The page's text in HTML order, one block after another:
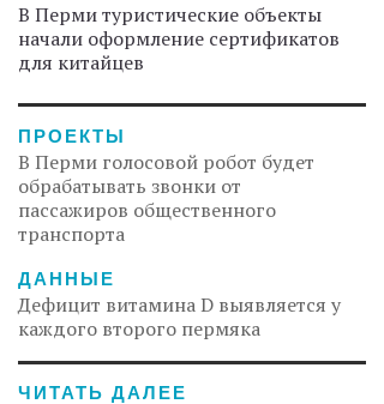
В Перми туристические объекты
начали оформление сертификатов
для китайцев
ПРОЕКТЫ
В Перми голосовой робот будет
обрабатывать звонки от
пассажиров общественного
транспорта
ДАННЫЕ
Дефицит витамина D выявляется у
каждого второго пермяка
ЧИТАТЬ ДАЛЕЕ